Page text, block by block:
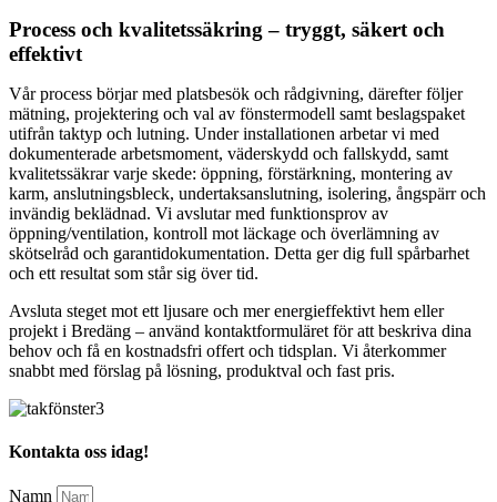
Process och kvalitetssäkring – tryggt, säkert och
effektivt
Vår process börjar med platsbesök och rådgivning, därefter följer
mätning, projektering och val av fönstermodell samt beslagspaket
utifrån taktyp och lutning. Under installationen arbetar vi med
dokumenterade arbetsmoment, väderskydd och fallskydd, samt
kvalitetssäkrar varje skede: öppning, förstärkning, montering av
karm, anslutningsbleck, undertaksanslutning, isolering, ångspärr och
invändig beklädnad. Vi avslutar med funktionsprov av
öppning/ventilation, kontroll mot läckage och överlämning av
skötselråd och garantidokumentation. Detta ger dig full spårbarhet
och ett resultat som står sig över tid.
Avsluta steget mot ett ljusare och mer energieffektivt hem eller
projekt i Bredäng – använd kontaktformuläret för att beskriva dina
behov och få en kostnadsfri offert och tidsplan. Vi återkommer
snabbt med förslag på lösning, produktval och fast pris.
Kontakta oss idag!
Namn